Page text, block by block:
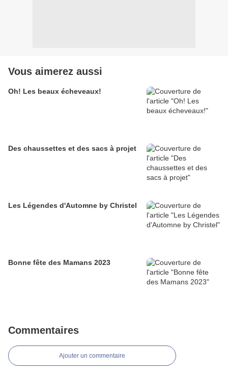
Vous aimerez aussi
Oh! Les beaux écheveaux!
Des chaussettes et des sacs à projet
Les Légendes d'Automne by Christel
Bonne fête des Mamans 2023
Commentaires
Ajouter un commentaire